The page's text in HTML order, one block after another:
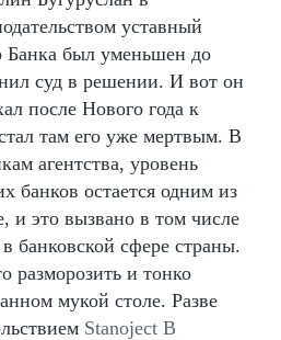
уставный
Банка был уменьшен до
суд в решении. И вот он
после Нового года к
там его уже мертвым. В
агентства, уровень
банков остается одним из
и это вызвано в том числе
банковской сфере страны.
разморозить и тонко
мукой столе. Разве
Stanoject В